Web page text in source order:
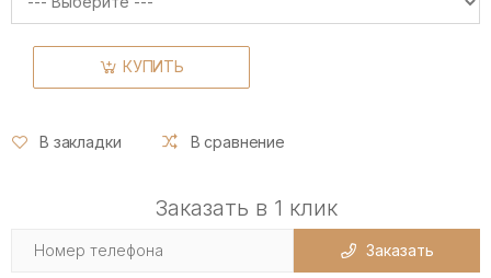
КУПИТЬ
В закладки В сравнение
Заказать в 1 клик
Заказать